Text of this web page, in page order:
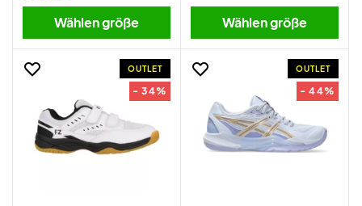
Wählen größe Wählen größe
OUTLET
- 34%
OUTLET
- 44%